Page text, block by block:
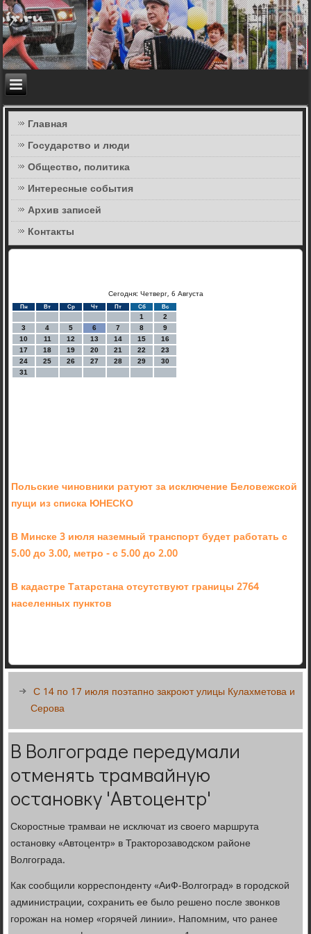
Главная
Государство и люди
Общество, политика
Интересные события
Архив записей
Контакты
Сегодня: Четверг, 6 Августа
Пн Вт Ср Чт Пт Сб Вс
1
2
3
4 5 6 7 8
9
10
11 12 13 14 15
16
17
18 19 20 21 22
23
24
25 26 27 28 29
30
31
Польские чиновники ратуют за исключение Беловежской
пущи из списка ЮНЕСКО
В Минске 3 июля наземный транспорт будет работать с
5.00 до 3.00, метро - с 5.00 до 2.00
В кадастре Татарстана отсутствуют границы 2764
населенных пунктов
С 14 по 17 июля поэтапно закроют улицы Кулахметова и
Серова
В Волгограде передумали
отменять трамвайную
остановку 'Автоцентр'
Скоростные трамваи не исключат из своего маршрута
остановку «Автоцентр» в Тракторозаводском районе
Волгограда.
Как сообщили корреспонденту «АиФ-Волгоград» в городской
администрации, сохранить ее было решено после звонков
горожан на номер «горячей линии». Напомним, что ранее